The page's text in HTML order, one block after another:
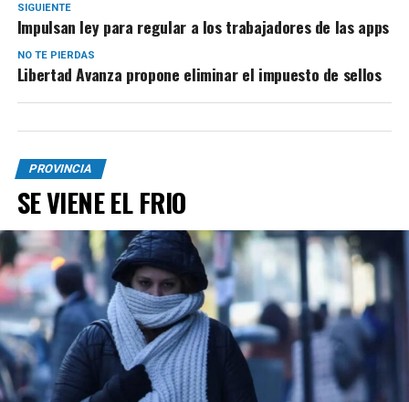
SIGUIENTE
Impulsan ley para regular a los trabajadores de las apps
NO TE PIERDAS
Libertad Avanza propone eliminar el impuesto de sellos
PROVINCIA
SE VIENE EL FRIO